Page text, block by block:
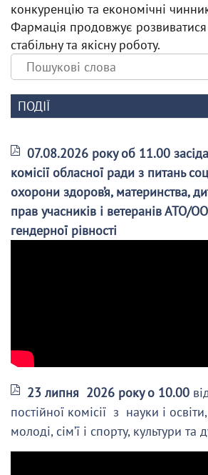
конкуренцію та економічні
Фармація продовжує
стабільну та якісну роботу.
ПОДІЇ
07.08.2026 року об 11.00
комісії обласної ради з питань
охорони здоров’я, материнства,
прав учасників і ветеранів АТО/
гендерної рівності
23 липня 2026 року о 10.00
постійної комісії з науки і
молоді, сім’ї і спорту, культури та